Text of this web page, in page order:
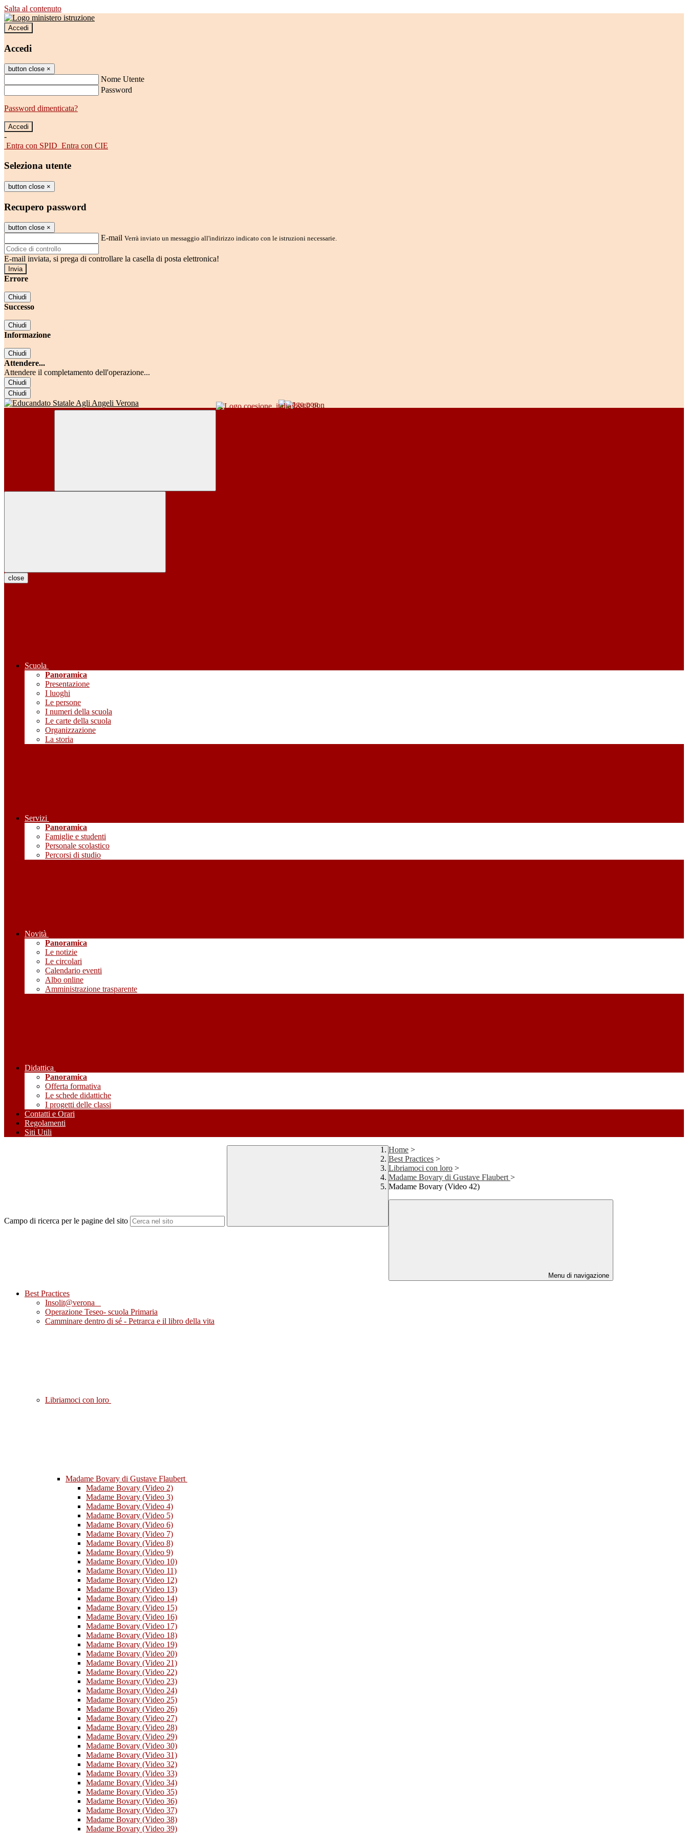
Salta al contenuto
Accedi
Accedi
button close ×
Nome Utente
Password
Password dimenticata?
-
Entra con SPID Entra con CIE
Seleziona utente
button close ×
Recupero password
button close ×
E-mail Verrà inviato un messaggio all'indirizzo indicato con le istruzioni necessarie.
E-mail inviata, si prega di controllare la casella di posta elettronica!
Errore
Chiudi
Successo
Chiudi
Informazione
Chiudi
Attendere...
Attendere il completamento dell'operazione...
Chiudi
Chiudi
close
Scuola
Panoramica
Presentazione
I luoghi
Le persone
I numeri della scuola
Le carte della scuola
Organizzazione
La storia
Servizi
Panoramica
Famiglie e studenti
Personale scolastico
Percorsi di studio
Novità
Panoramica
Le notizie
Le circolari
Calendario eventi
Albo online
Amministrazione trasparente
Didattica
Panoramica
Offerta formativa
Le schede didattiche
I progetti delle classi
Contatti e Orari
Regolamenti
Siti Utili
Campo di ricerca per le pagine del sito
Home >
Best Practices >
Libriamoci con loro >
Madame Bovary di Gustave Flaubert >
Madame Bovary (Video 42)
Menu di navigazione
Best Practices
Insolit@verona
Operazione Teseo- scuola Primaria
Camminare dentro di sé - Petrarca e il libro della vita
Libriamoci con loro
Madame Bovary di Gustave Flaubert
Madame Bovary (Video 2)
Madame Bovary (Video 3)
Madame Bovary (Video 4)
Madame Bovary (Video 5)
Madame Bovary (Video 6)
Madame Bovary (Video 7)
Madame Bovary (Video 8)
Madame Bovary (Video 9)
Madame Bovary (Video 10)
Madame Bovary (Video 11)
Madame Bovary (Video 12)
Madame Bovary (Video 13)
Madame Bovary (Video 14)
Madame Bovary (Video 15)
Madame Bovary (Video 16)
Madame Bovary (Video 17)
Madame Bovary (Video 18)
Madame Bovary (Video 19)
Madame Bovary (Video 20)
Madame Bovary (Video 21)
Madame Bovary (Video 22)
Madame Bovary (Video 23)
Madame Bovary (Video 24)
Madame Bovary (Video 25)
Madame Bovary (Video 26)
Madame Bovary (Video 27)
Madame Bovary (Video 28)
Madame Bovary (Video 29)
Madame Bovary (Video 30)
Madame Bovary (Video 31)
Madame Bovary (Video 32)
Madame Bovary (Video 33)
Madame Bovary (Video 34)
Madame Bovary (Video 35)
Madame Bovary (Video 36)
Madame Bovary (Video 37)
Madame Bovary (Video 38)
Madame Bovary (Video 39)